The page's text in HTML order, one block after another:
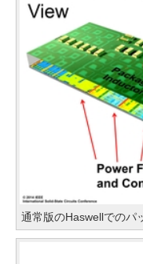
通常版のHaswellでのパ